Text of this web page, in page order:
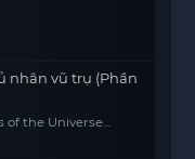
nhân vũ trụ (Phần
of the Universe